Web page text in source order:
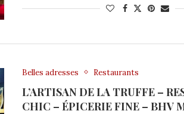
Belles adresses Restaurants
L’ARTISAN DE LA TRUFFE –
CHIC – ÉPICERIE FINE – BHV